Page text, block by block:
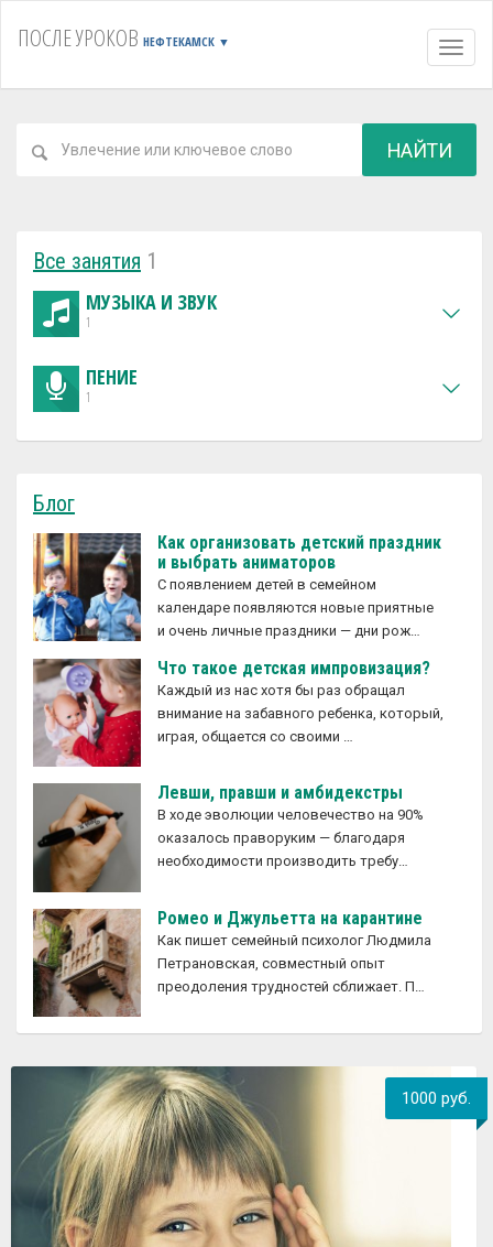
ПОСЛЕ УРОКОВ НЕФТЕКАМСК ▼
НАЙТИ
Все занятия 1
МУЗЫКА И ЗВУК
1
ПЕНИЕ
1
Блог
Как организовать детский праздник
и выбрать аниматоров
С появлением детей в семейном
календаре появляются новые приятные
и очень личные праздники — дни рож…
Что такое детская импровизация?
Каждый из нас хотя бы раз обращал
внимание на забавного ребенка, который,
играя, общается со своими …
Левши, правши и амбидекстры
В ходе эволюции человечество на 90%
оказалось праворуким — благодаря
необходимости производить требу…
Ромео и Джульетта на карантине
Как пишет семейный психолог Людмила
Петрановская, совместный опыт
преодоления трудностей сближает. П…
1000 руб.